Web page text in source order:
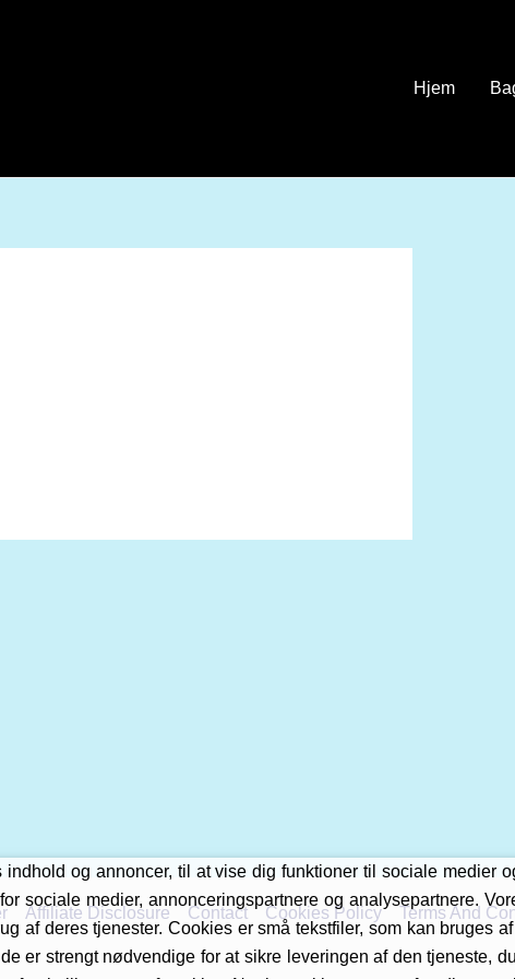
Hjem
Affiliate Disclosure Contact Cookies Policy Terms And
og annoncer, til at vise dig funktioner til sociale medier
sociale medier, annonceringspartnere og analysepartnere.
af deres tjenester. Cookies er små tekstfiler, som kan bruges
er strengt nødvendige for at sikre leveringen af den tjeneste,